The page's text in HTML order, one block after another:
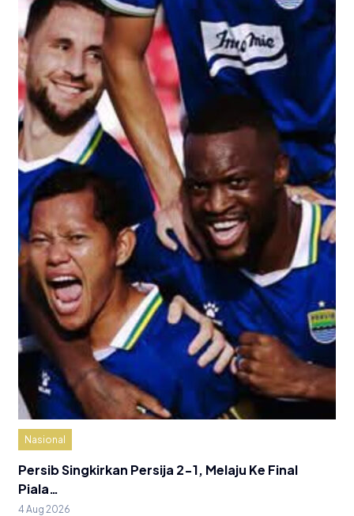
Nasional
Persib Singkirkan Persija 2-1, Melaju Ke Final
Piala…
4 Aug 2026